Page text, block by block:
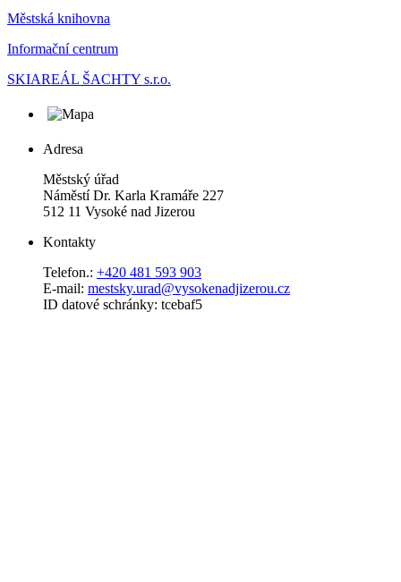
Městská knihovna
Informační centrum
SKIAREÁL ŠACHTY s.r.o.
Adresa
Městský úřad
Náměstí Dr. Karla Kramáře 227
512 11 Vysoké nad Jizerou
Kontakty
Telefon.: +420 481 593 903
E-mail: mestsky.urad@vysokenadjizerou.cz
ID datové schránky: tcebaf5